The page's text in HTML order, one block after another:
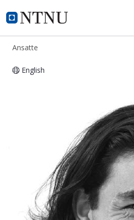
NTNU Hjemmeside
ntnu.no
Ansatte
English